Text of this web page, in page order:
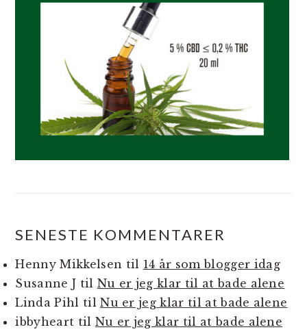
SENESTE KOMMENTARER
Henny Mikkelsen til 14 år som blogger idag
Susanne J til Nu er jeg klar til at bade alene
Linda Pihl tilNu er jeg klar til at bade alene
ibbyheart til Nu er jeg klar til at bade alene